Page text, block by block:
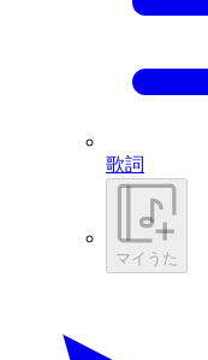
歌詞
マイうた